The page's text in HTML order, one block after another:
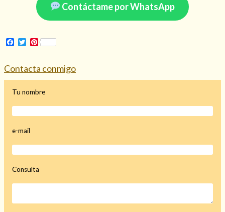
Hechizo de alejamiento
Tu consulta al tarot
Amarres
Cómo recuperar a mi ex
Endulzamiento(112)
Infidelidad
Oraciones(3)
Tarot online(372)
Contáctame por WhatsApp
Facebook
Twitter
Pinterest
Contacta conmigo
Tu nombre
e-mail
Consulta